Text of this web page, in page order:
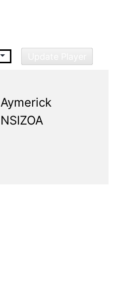
Aymerick
NSIZOA